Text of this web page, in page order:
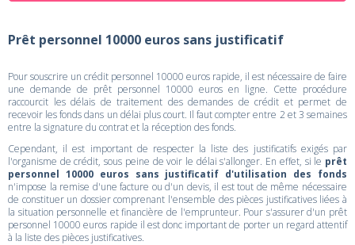
Prêt personnel 10000 euros sans justificatif
Pour souscrire un crédit personnel 10000 euros rapide, il est nécessaire de faire
une demande de prêt personnel 10000 euros en ligne. Cette procédure
raccourcit les délais de traitement des demandes de crédit et permet de
recevoir les fonds dans un délai plus court. Il faut compter entre 2 et 3 semaines
entre la signature du contrat et la réception des fonds.
Cependant, il est important de respecter la liste des justificatifs exigés par
l'organisme de crédit, sous peine de voir le délai s'allonger. En effet, si le prêt
personnel 10000 euros sans justificatif d'utilisation des fonds
n'impose la remise d'une facture ou d'un devis, il est tout de même nécessaire
de constituer un dossier comprenant l'ensemble des pièces justificatives liées à
la situation personnelle et financière de l'emprunteur. Pour s'assurer d'un prêt
personnel 10000 euros rapide il est donc important de porter un regard attentif
à la liste des pièces justificatives.